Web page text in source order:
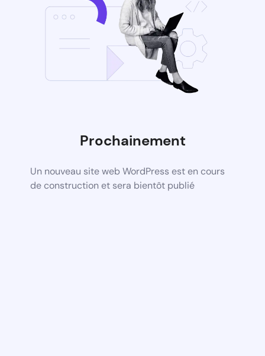
Prochainement
Un nouveau site web WordPress est en cours
de construction et sera bientôt publié